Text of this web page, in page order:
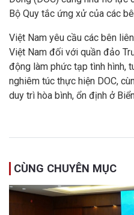
Bộ Quy tắc ứng xử của các
Việt Nam yêu cầu các bên
Việt Nam đối với quần đảo
động làm phức tạp tình hình,
nghiêm túc thực hiện DOC,
duy trì hòa bình, ổn định ở
CÙNG CHUYÊN MỤC